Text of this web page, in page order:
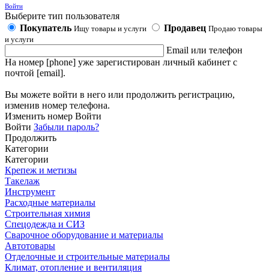
Войти
Выберите тип пользователя
Покупатель Ищу товары и услуги Продавец Продаю товары
и услуги
Email или телефон
На номер [phone] уже зарегистирован личный кабинет с
почтой [email].
Вы можете войти в него или продолжить регистрацию,
изменив номер телефона.
Изменить номер Войти
Войти Забыли пароль?
Продолжить
Категории
Категории
Крепеж и метизы
Такелаж
Инструмент
Расходные материалы
Строительная химия
Спецодежда и СИЗ
Сварочное оборудование и материалы
Автотовары
Отделочные и строительные материалы
Климат, отопление и вентиляция